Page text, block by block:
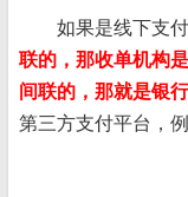
如果是线下支付
联的，那收单机构
间联的，那就是银行
第三方支付平台，